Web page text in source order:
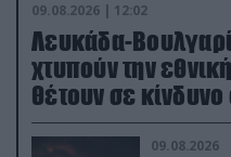
09.08.2026 | 12:02
Λευκάδα-
χτυπούν την
θέτουν σε
του ΝΑΤΟ
09.08.2026